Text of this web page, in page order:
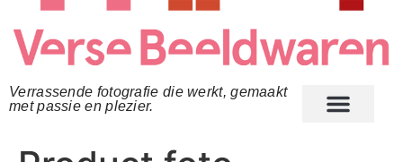
Verrassende fotografie die werkt, gemaakt
met passie en plezier.